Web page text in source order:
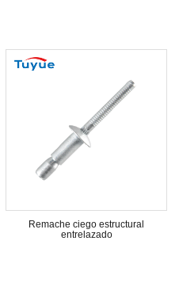
Remache ciego estructural
entrelazado